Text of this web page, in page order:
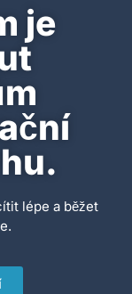
je
lépe a běžet